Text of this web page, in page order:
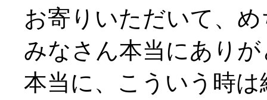
お寄りいただいて、
みなさん本当にあり
本当に、こういう時